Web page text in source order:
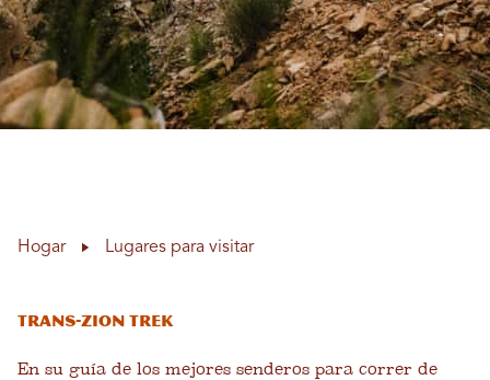
Hogar Lugares para visitar
Trans-Zion Trek
En su guía de los mejores senderos para correr de